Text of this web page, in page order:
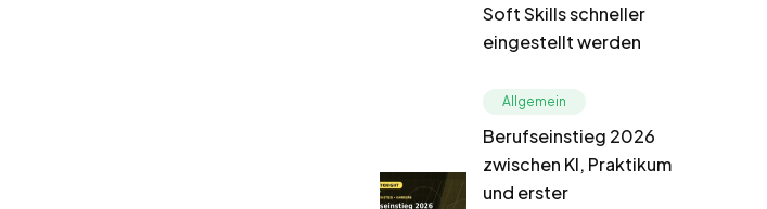
Soft Skills schneller
eingestellt werden
Allgemein
Berufseinstieg 2026
zwischen KI, Praktikum
und erster